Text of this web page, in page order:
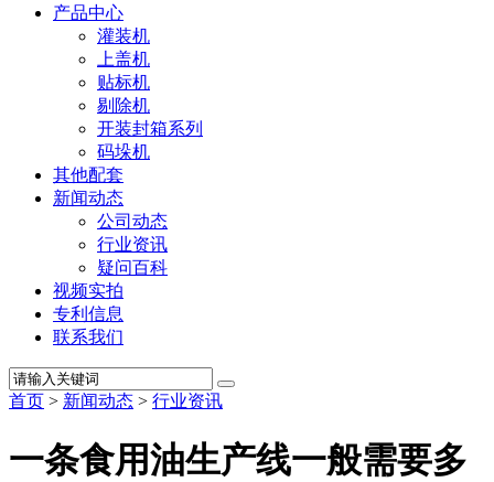
产品中心
灌装机
上盖机
贴标机
剔除机
开装封箱系列
码垛机
其他配套
新闻动态
公司动态
行业资讯
疑问百科
视频实拍
专利信息
联系我们
首页 > 新闻动态 > 行业资讯
一条食用油生产线一般需要多